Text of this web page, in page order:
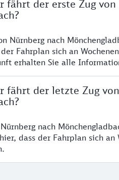
fährt der erste Zug von
Nürnberg nach
Fahrplan sich an
erhalten Sie alle
fährt der letzte Zug
nach
dass der Fahrplan sich an